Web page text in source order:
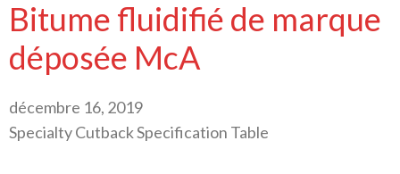
Bitume fluidifié de marque
déposée McA
décembre 16, 2019
Specialty Cutback Specification Table